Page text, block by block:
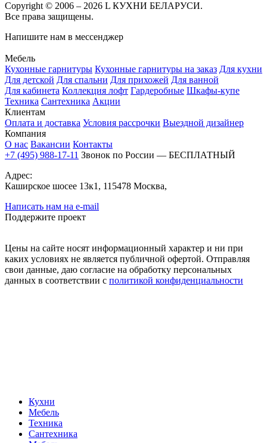
Copyright © 2006 – 2026 L КУХНИ БЕЛАРУСИ.
Все права защищены.
Напишите нам в мессенджер
Мебель
Кухонные гарнитуры Кухонные гарнитуры на заказ Для кухни
Для детской Для спальни Для прихожей Для ванной
Для кабинета Коллекция лофт Гардеробные Шкафы-купе
Техника Сантехника Акции
Клиентам
Оплата и доставка Условия рассрочки Выездной дизайнер
Компания
О нас Вакансии Контакты
+7 (495) 988-17-11 Звонок по России — БЕСПЛАТНЫЙ
Адрес:
Каширское шосее 13к1, 115478 Москва,
Написать нам на e-mail
Поддержите проект
Цены на сайте носят информационный характер и ни при
каких условиях не является публичной офертой. Отправляя
свои данные, даю согласие на обработку персональных
данных в соответствии с политикой конфиденциальности
Кухни
Мебель
Техника
Сантехника